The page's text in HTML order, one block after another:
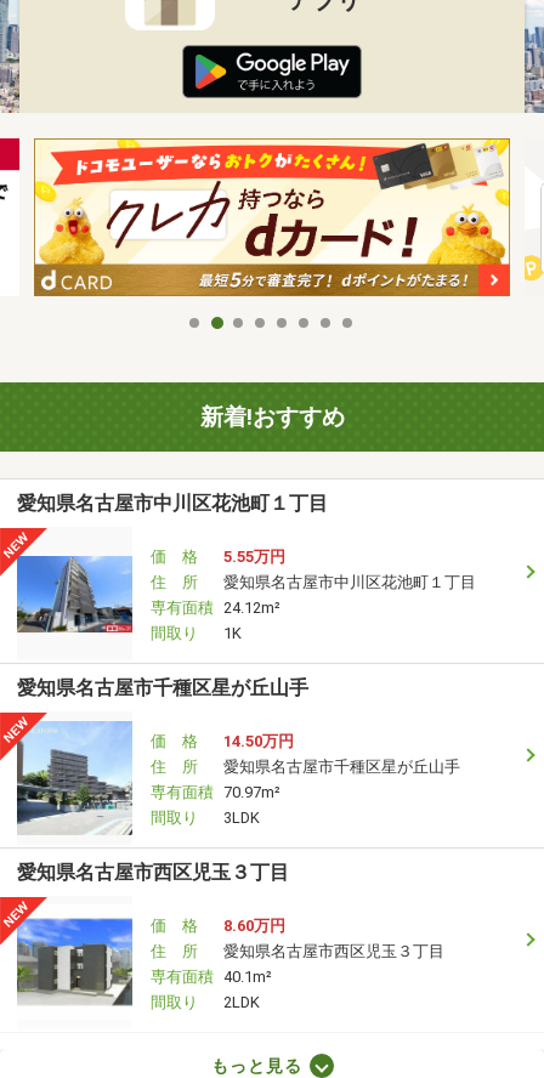
新着!おすすめ
愛知県名古屋市中川区花池町１丁目
価 格
5.55万円
住 所
愛知県名古屋市中川区花池町１丁目
専有面積 24.12m²
間取り
1K
愛知県名古屋市千種区星が丘山手
価 格
14.50万円
住 所
愛知県名古屋市千種区星が丘山手
専有面積 70.97m²
間取り
3LDK
愛知県名古屋市西区児玉３丁目
価 格
8.60万円
住 所
愛知県名古屋市西区児玉３丁目
専有面積 40.1m²
間取り
2LDK
愛知県岡崎市大門３丁目もっと見る